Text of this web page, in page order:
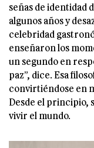
señas de identidad
algunos años y
celebridad
enseñaron los
un segundo en
paz”, dice. Esa
convirtiéndose en
Desde el principio,
vivir el mundo.